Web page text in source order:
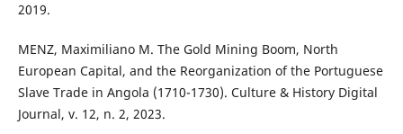
2019.
MENZ, Maximiliano M. The Gold Mining Boom, North
European Capital, and the Reorganization of the Portuguese
Slave Trade in Angola (1710-1730). Culture & History Digital
Journal, v. 12, n. 2, 2023.